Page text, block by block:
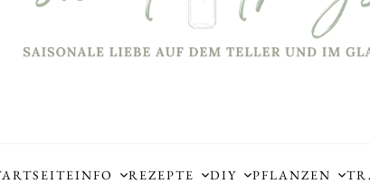
INFO REZEPTE DIY PFLANZEN